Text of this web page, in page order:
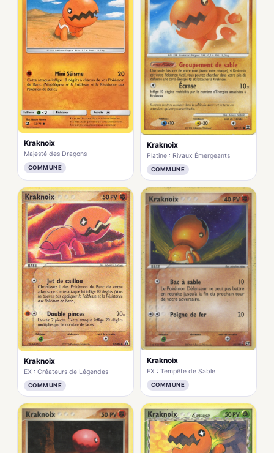
Kraknoix
Majesté des Dragons
COMMUNE
Kraknoix
Platine : Rivaux Émergeants
COMMUNE
Kraknoix
EX : Créateurs de Légendes
COMMUNE
Kraknoix
EX : Tempête de Sable
COMMUNE